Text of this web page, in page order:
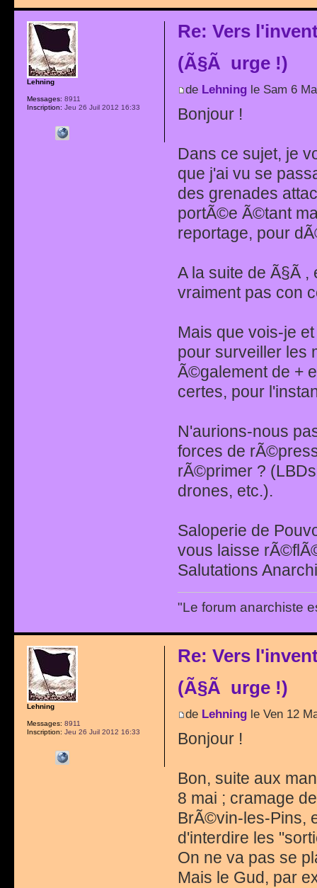
Re: Vers
(Ã§Ã urge !)
de Lehningle Sam 6
Bonjour !
Dans ce sujet, je
que j'ai vu se
des grenades
portÃ©e Ã©tant
reportage, pour
A la suite de Ã§Ã
vraiment pas con
Mais que vois-je
pour surveiller les
Ã©galement de +
certes, pour
N'aurions-nous
forces de
rÃ©primer ?
drones, etc.).
Saloperie de
vous laisse
Salutations
"Le forum anarchiste
Lehning
Messages: 8911
Inscription: Jeu 26 Juil 2012 16:33
Re: Vers
(Ã§Ã urge !)
de Lehningle Ven 12
Bonjour !
Bon, suite aux
8 mai ; cramage
BrÃ©vin-les-Pins,
d'interdire les
On ne va pas se
Mais le Gud, par
Lehning
Messages: 8911
Inscription: Jeu 26 Juil 2012 16:33